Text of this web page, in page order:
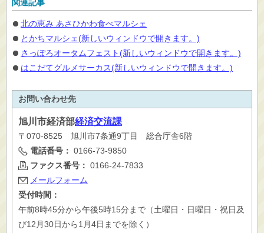
関連記事
北の恵み あさひかわ食べマルシェ
とかちマルシェ(新しいウィンドウで開きます。)
さっぽろオータムフェスト(新しいウィンドウで開きます。)
はこだてグルメサーカス(新しいウィンドウで開きます。)
お問い合わせ先
旭川市経済部経済交流課
〒070-8525 旭川市7条通9丁目 総合庁舎6階
電話番号： 0166-73-9850
ファクス番号： 0166-24-7833
メールフォーム
受付時間：
午前8時45分から午後5時15分まで（土曜日・日曜日・祝日及
び12月30日から1月4日までを除く）